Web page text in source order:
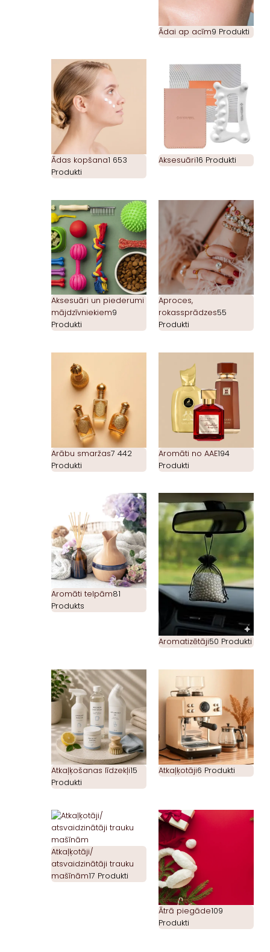
Ādai ap acīm9 Produkti
Ādas kopšana1 653
Produkti
Aksesuāri16 Produkti
Aksesuāri un piederumi
mājdzīvniekiem9
Produkti
Aproces,
rokassprādzes55
Produkti
Arābu smaržas7 442
Produkti
Aromāti no AAE194
Produkti
Aromāti telpām81
Produkts
Aromatizētāji50 Produkti
Atkaļķošanas līdzekļi15
Produkti
Atkaļķotāji6 Produkti
Atkaļķotāji/
atsvaidzinātāji trauku
mašīnām17 Produkti
Ātrā piegāde109
Produkti